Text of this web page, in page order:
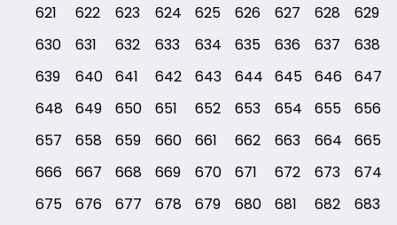
621
622 623 624 625 626 627 628
629
630
631 632 633 634 635 636 637
638
639
640 641 642 643 644 645 646
647
648
649 650 651 652 653 654 655
656
657
658 659 660 661 662 663 664
665
666
667 668 669 670 671 672 673
674
675
676 677 678 679 680 681 682 683